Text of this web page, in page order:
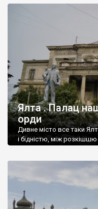
Ялта . Палац
орди
Дивне місто все таки
і бідністю, між